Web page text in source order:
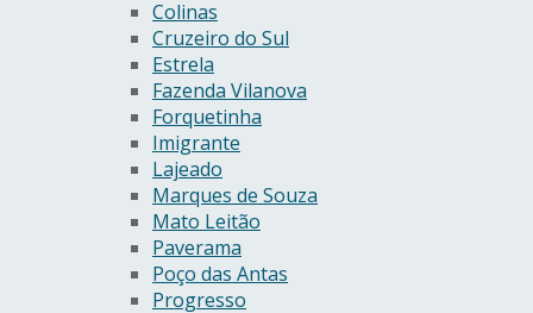
Colinas
Cruzeiro do Sul
Estrela
Fazenda Vilanova
Forquetinha
Imigrante
Lajeado
Marques de Souza
Mato Leitão
Paverama
Poço das Antas
Progresso